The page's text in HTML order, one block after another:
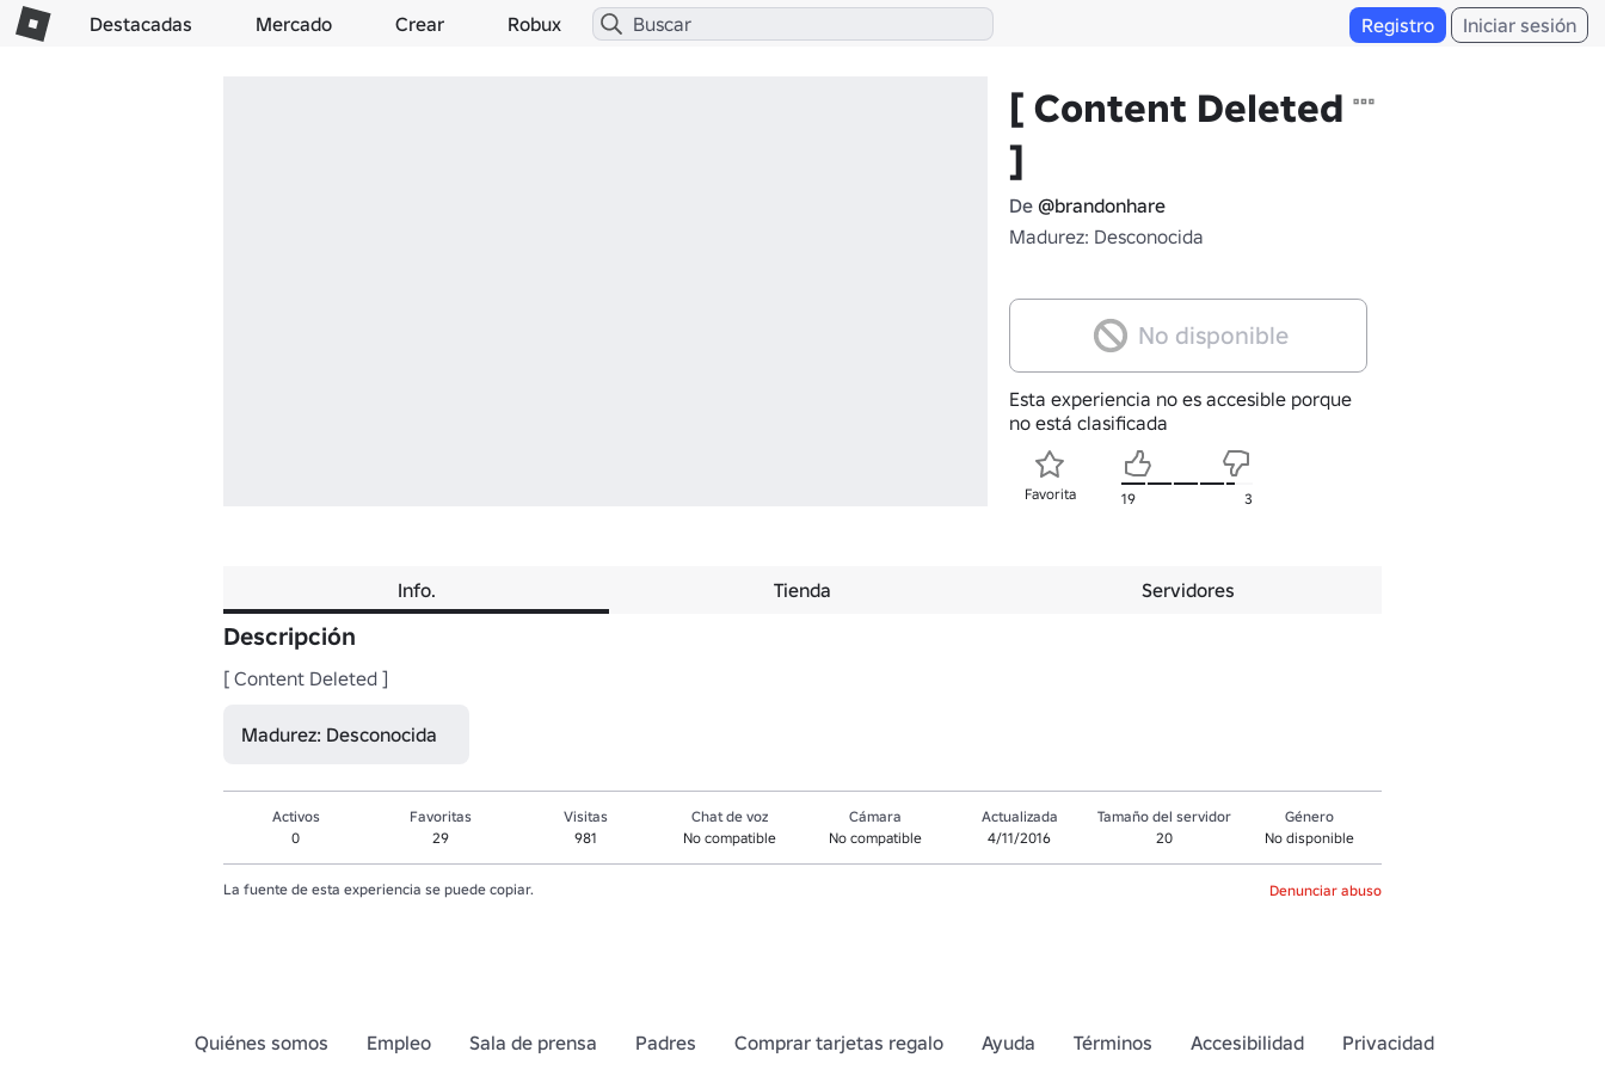
Destacadas Mercado Crear Robux Registro Iniciar sesión
[ Content Deleted
]
De @brandonhare
Madurez: Desconocida
No disponible
Esta experiencia no es accesible porque
no está clasificada
Favorita 19 3
Info. Tienda Servidores
Descripción
[ Content Deleted ]
Madurez: Desconocida
Activos
0
Favoritas
29
Visitas
981
Chat de voz
No compatible
Cámara
No compatible
Actualizada
4/11/2016
Tamaño del servidor
20
Género
No disponible
La fuente de esta experiencia se puede copiar. Denunciar abuso
Quiénes somos Empleo Sala de prensa Padres Comprar tarjetas regalo Ayuda Términos Accesibilidad Privacidad